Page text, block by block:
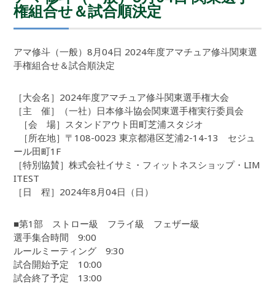
権組合せ＆試合順決定
アマ修斗（一般）8月04日 2024年度アマチュア修斗関東選
手権組合せ＆試合順決定
［大会名］2024年度アマチュア修斗関東選手権大会
［主 催］（一社）日本修斗協会関東選手権実行委員会
［会 場］スタンドアウト田町芝浦スタジオ
［所在地］〒108-0023 東京都港区芝浦2-14-13 セジュ
ール田町1F
［特別協賛］株式会社イサミ・フィットネスショップ・LIM
ITEST
［日 程］2024年8月04日（日）
■第1部 ストロー級 フライ級 フェザー級
選手集合時間 9:00
ルールミーティング 9:30
試合開始予定 10:00
試合終了予定 13:00